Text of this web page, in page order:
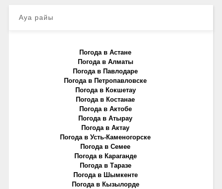
Ауа райы
Погода в Астане
Погода в Алматы
Погода в Павлодаре
Погода в Петропавловске
Погода в Кокшетау
Погода в Костанае
Погода в Актобе
Погода в Атырау
Погода в Актау
Погода в Усть-Каменогорске
Погода в Семее
Погода в Караганде
Погода в Таразе
Погода в Шымкенте
Погода в Кызылорде